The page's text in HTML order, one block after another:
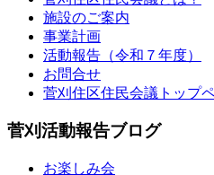
施設のご案内
事業計画
活動報告（令和７年度）
お問合せ
菅刈住区住民会議トップ
菅刈活動報告ブログ
お楽しみ会